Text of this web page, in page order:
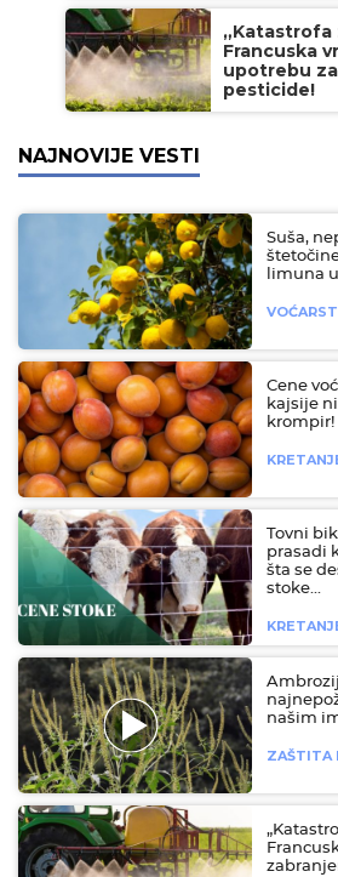
„Katastrofa
Francuska
upotrebu
pesticide!
NAJNOVIJE VESTI
Suša,
limuna
Cene
kajsije
krompir!
Tovni
prasadi
šta se
stoke...
našim
ZAŠTITA